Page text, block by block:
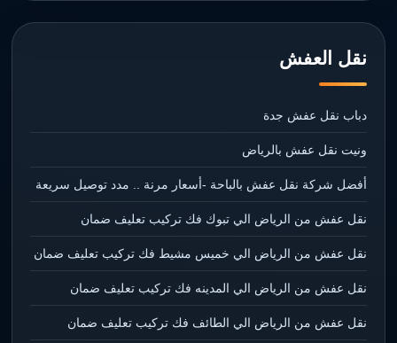
نقل العفش
دباب نقل عفش جدة
ونيت نقل عفش بالرياض
أفضل شركة نقل عفش بالباحة -أسعار مرنة .. مدد توصيل سريعة
نقل عفش من الرياض الي تبوك فك تركيب تعليف ضمان
نقل عفش من الرياض الي خميس مشيط فك تركيب تعليف ضمان
نقل عفش من الرياض الي المدينه فك تركيب تعليف ضمان
نقل عفش من الرياض الي الطائف فك تركيب تعليف ضمان